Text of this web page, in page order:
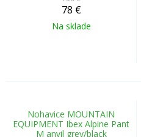
78 €
Na sklade
Nohavice MOUNTAIN
EQUIPMENT Ibex Alpine Pant
M anvil grey/black